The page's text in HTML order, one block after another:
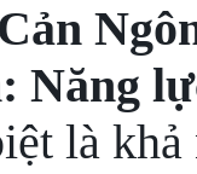
Năng
là